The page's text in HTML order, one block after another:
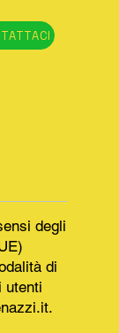
degli
di
utenti
.